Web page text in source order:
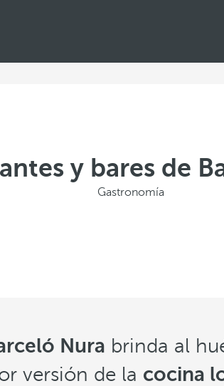
y bares de
Gastronomía
Nura brinda al
versión de la cocina